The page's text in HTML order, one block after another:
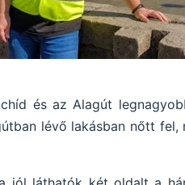
és az Alagút
lévő lakásban nőtt